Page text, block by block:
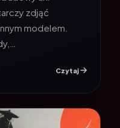
zdjąć
modelem.
Czytaj